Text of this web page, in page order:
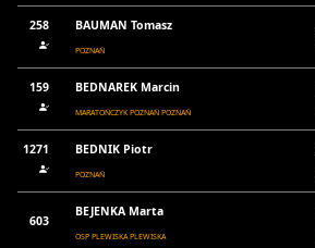
258 BAUMAN Tomasz
POZNAŃ
159 BEDNAREK Marcin
MARATOŃCZYK POZNAŃ POZNAŃ
1271 BEDNIK Piotr
POZNAŃ
603
BEJENKA Marta
OSP PLEWISKA PLEWISKA